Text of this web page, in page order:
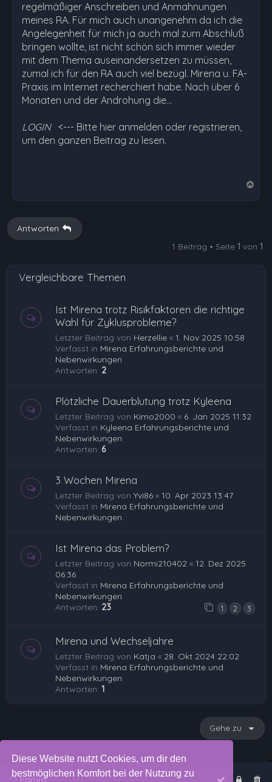
Diese Website nutzt Cookies, um dir den
bestmöglichen Komfort bei der Nutzung zu
regelmäßiger Anschreiben und Anmahnungen
meines RA. Für mich auch unangenehm da ich die
Angelegenheit für mich ja auch mal zum Abschluß
bringen wollte, ist nicht schön sich immer wieder
mit dem Thema auseinandersetzen zu müssen,
zumal ich für den RA auch viel bezügl. Mirena u. FA-
Praxis im Internet recherchiert habe. Nach über 6
Monaten und der Androhung die…
LOGIN <--- Bitte hier anmelden oder registrieren,
um den ganzen Beitrag zu lesen.
b
Antworten
1 Beitrag • Seite 1 von 1
Vergleichbare Themen
Ist Mirena trotz Risikfaktoren die richtige
Wahl für Zyklusprobleme?
Letzter Beitrag von Herzellie « 1. Nov 2025 10:58
Verfasst in Mirena Erfahrungsberichte und
Nebenwirkungen
Antworten: 2
Plötzliche Dauerblutung trotz Kyleena
Letzter Beitrag von Kimo2000 « 6. Jan 2025 11:32
Verfasst in Kyleena Erfahrungsberichte und
Nebenwirkungen
Antworten: 6
3 Wochen Mirena
Letzter Beitrag von Yvi86 « 10. Apr 2023 13:47
Verfasst in Mirena Erfahrungsberichte und
Nebenwirkungen
Ist Mirena das Problem?
Letzter Beitrag von Normi210402 « 12. Dez 2025
06:36
Verfasst in Mirena Erfahrungsberichte und
Nebenwirkungen
Antworten: 23 1 2 3
Mirena und Wechseljahre
Letzter Beitrag von Katja « 28. Okt 2024 22:02
Verfasst in Mirena Erfahrungsberichte und
Nebenwirkungen
Antworten: 1
Gehe zu
Forum